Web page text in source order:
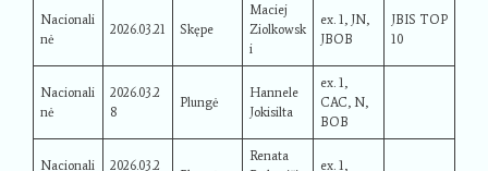
Nacionali
nė
2026.03.21 Skępe
Maciej
Ziolkowsk
i
ex. 1, JN,
JBOB
JBIS TOP
10
Nacionali
nė
2026.03.2
8
Plungė
Hannele
Jokisilta
ex. 1,
CAC, N,
BOB
Nacionali
2026.03.2
Renata
ex. 1,